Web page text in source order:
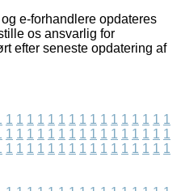
e-forhandlere opdateres
os ansvarlig for
efter seneste opdatering af
1 1 1 1 1 1 1 1 1 1 1 1 1 1 1 1
1 1 1 1 1 1 1 1 1 1 1 1 1 1 1 1
1 1 1 1 1 1 1 1 1 1 1 1 1 1 1 1